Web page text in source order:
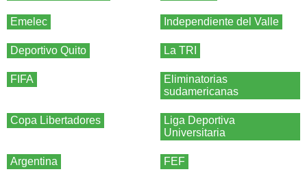
Emelec Independiente del Valle
Deportivo Quito La TRI
FIFA
Eliminatorias
sudamericanas
Copa Libertadores
Liga Deportiva
Universitaria
Argentina FEF